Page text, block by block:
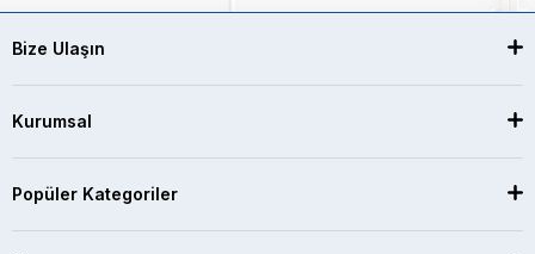
Bize Ulaşın
Kurumsal
Popüler Kategoriler